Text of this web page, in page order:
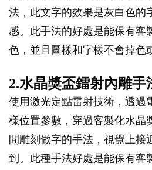
法，此文字的效果是灰白色的
感。此手法的好處是能保有客
色，並且圖樣和字樣不會掉色
2.水晶獎盃鐳射內雕手
使用激光定點雷射技術，透過
樣位置參數，穿過客製化水晶
間雕刻做字的手法，視覺上接
到。此種手法好處是能保有客